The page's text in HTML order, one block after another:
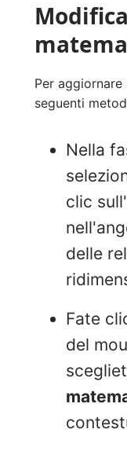
Per aggiornare
seguenti
Nella
clic
delle
Fate
del